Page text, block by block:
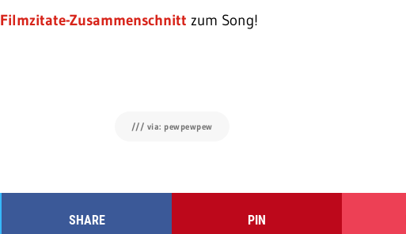
Filmzitate-Zusammenschnitt zum Song!
/// via: pewpewpew
SHARE PIN